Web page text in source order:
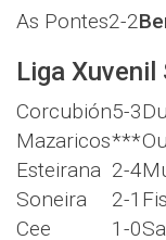
As Pontes2-2
Liga Xuvenil
Corcubión5-3
Mazaricos***
Esteirana 2-4
Soneira
2-1
Cee
1-0